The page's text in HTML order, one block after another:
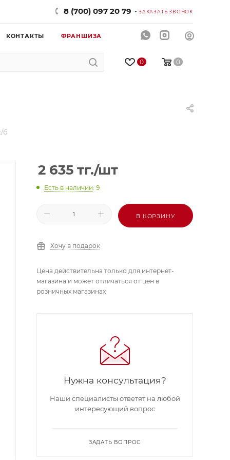
8 (700) 097 20 79 ЗАКАЗАТЬ ЗВОНОК
КОНТАКТЫ ФРАНШИЗА
0 0
б
2 635 тг./шт
Есть в наличии: 9
В КОРЗИНУ
Хочу в подарок
Цена действительна только для интернет-
магазина и может отличаться от цен в
розничных магазинах
Нужна консультация?
Наши специалисты ответят на любой
интересующий вопрос
ЗАДАТЬ ВОПРОС